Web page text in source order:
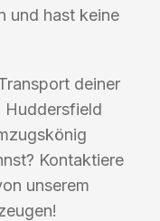
und hast keine
deiner
Huddersfield
Kontaktiere
unserem